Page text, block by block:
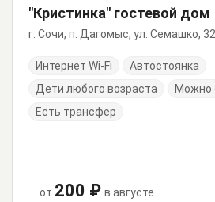
"Кристинка" гостевой дом
г. Сочи, п. Дагомыс, ул. Семашко,
Интернет Wi-Fi
Автостоянка
Дети любого возраста
Можно
Есть трансфер
от 200 ₽ в августе